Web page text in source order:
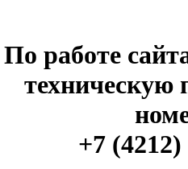
По работе
техническую
+7